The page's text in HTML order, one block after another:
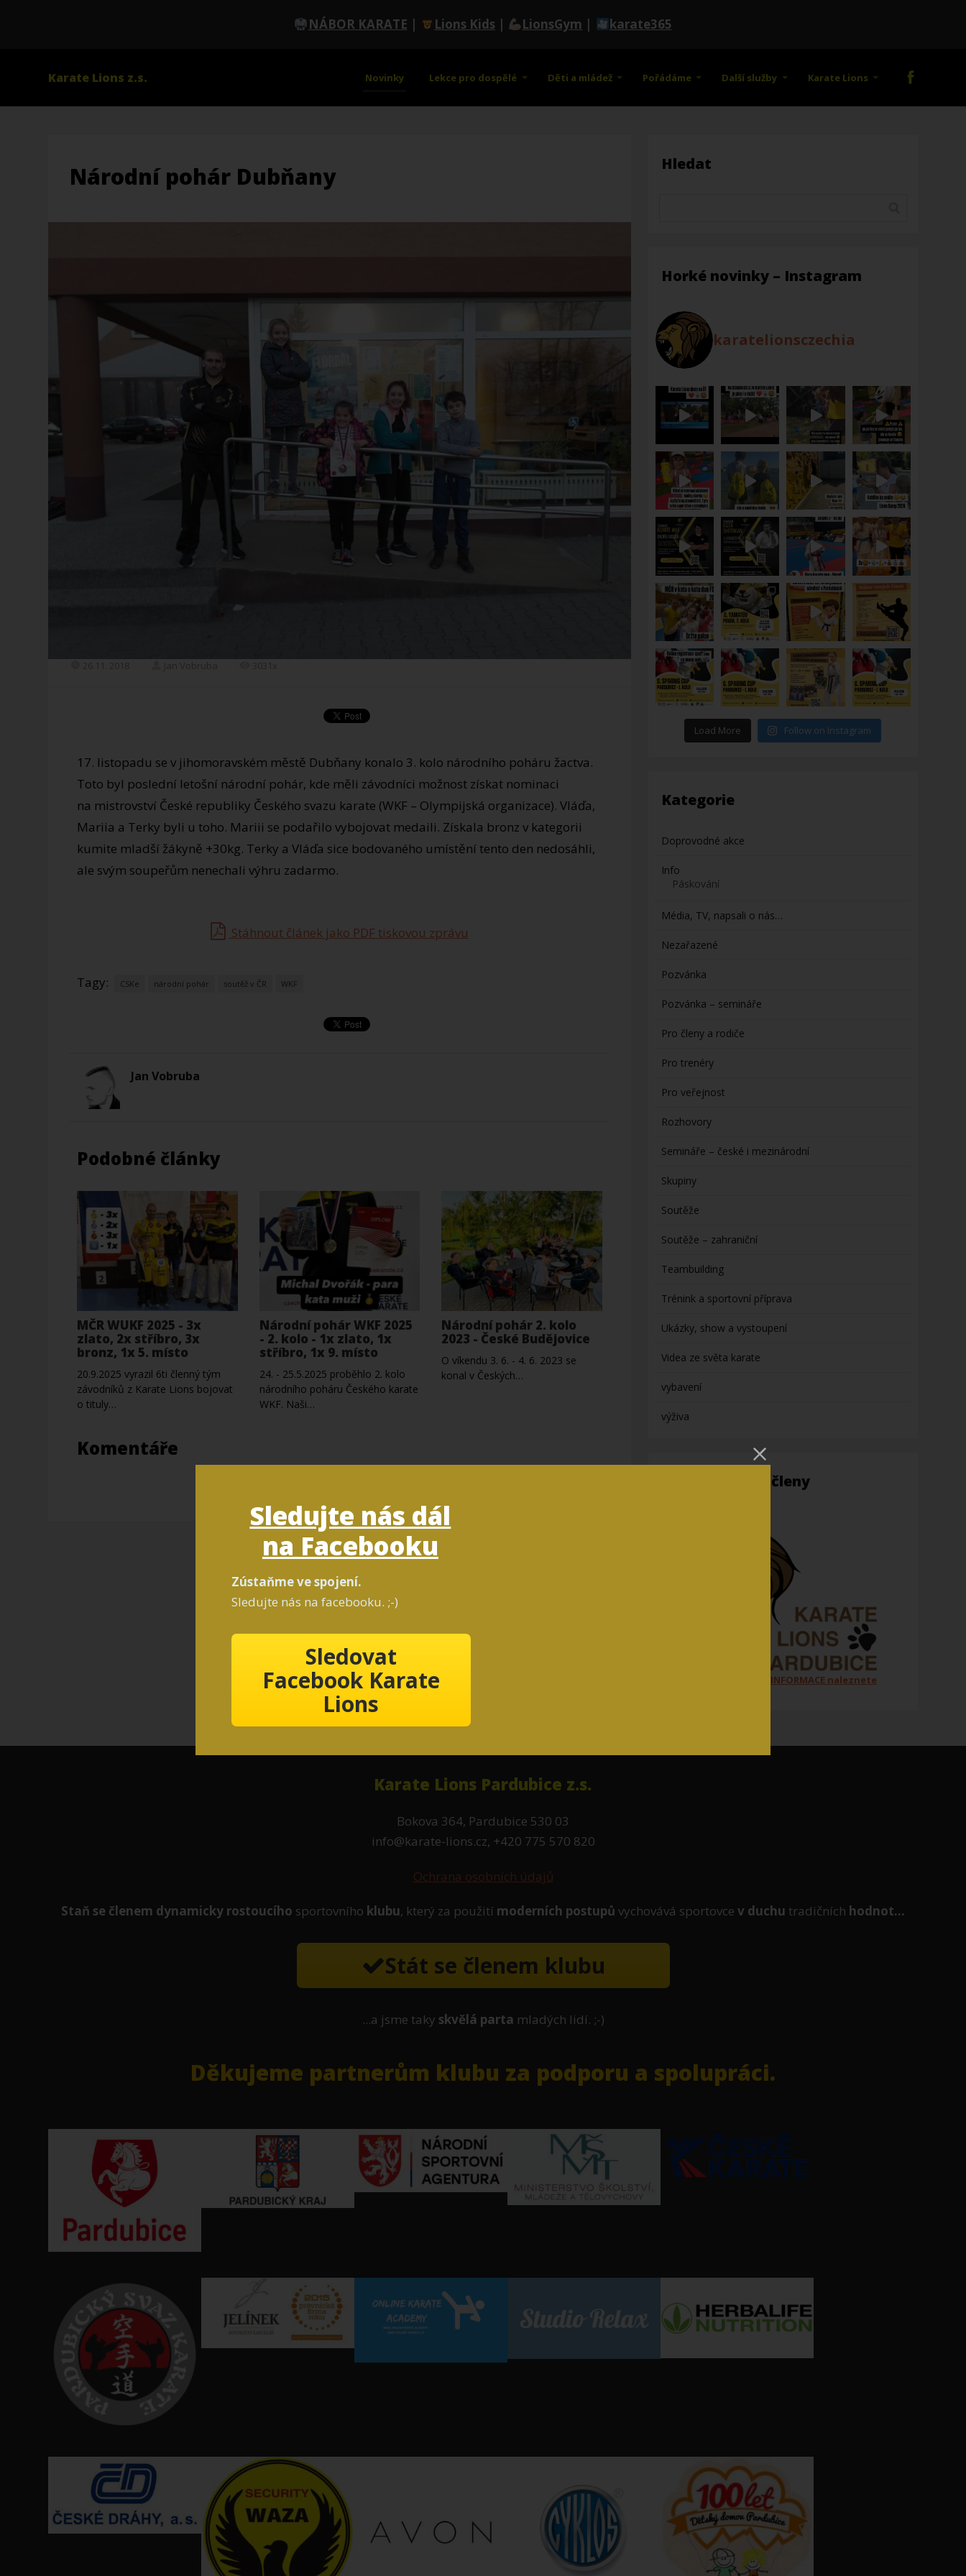
NÁBOR KARATE | Lions Kids | LionsGym | karate365
Karate Lions z.s. Novinky Lekce pro dospělé Děti a mládež Pořádáme Další služby Karate Lions
Národní pohár Dubňany
17. listopadu se v jihomoravském městě Dubňany konalo 3. kolo národního poháru žactva.
Toto byl poslední letošní národní pohár, kde měli závodníci možnost získat nominaci
na mistrovství České republiky Českého svazu karate (WKF – Olympijská organizace). Vláďa,
Mariia a Terky byli u toho. Mariii se podařilo vybojovat medaili. Získala bronz v kategorii
kumite mladší žákyně +30kg. Terky a Vláďa sice bodovaného umístění tento den nedosáhli,
ale svým soupeřům nenechali výhru zadarmo.
Stáhnout článek jako PDF tiskovou zprávu
Tagy: CSKe národní pohár soutěž v ČR WKF
Jan Vobruba
Podobné články
MČR WUKF 2025 - 3x
zlato, 2x stříbro, 3x
bronz, 1x 5. místo
20.9.2025 vyrazil 6ti členný tým
závodníků z Karate Lions bojovat
o tituly…
Národní pohár WKF 2025
- 2. kolo - 1x zlato, 1x
stříbro, 1x 9. místo
24. - 25.5.2025 proběhlo 2. kolo
národního poháru Českého karate
WKF. Naši…
Národní pohár 2. kolo
2023 - České Budějovice
O víkendu 3. 6. - 4. 6. 2023 se
konal v Českých…
Komentáře
Hledat
Horké novinky – Instagram
karatelionsczechia
Load More Follow on Instagram
Kategorie
Doprovodné akce
Info
Páskování
Média, TV, napsali o nás…
Nezařazené
Pozvánka
Pozvánka – semináře
Pro členy a rodiče
Pro trenéry
Pro veřejnost
Rozhovory
Semináře – české i mezinárodní
Skupiny
Soutěže
Soutěže – zahraniční
Teambuilding
Trénink a sportovní příprava
Ukázky, show a vystoupení
Videa ze světa karate
vybavení
výživa
Informace pro členy
Všechny ORGANIZAČNÍ INFORMACE naleznete
Karate Lions Pardubice z.s.
Bokova 364, Pardubice 530 03
info@karate-lions.cz, +420 775 570 820
Ochrana osobních údajů
Staň se členem dynamicky rostoucího sportovního klubu, který za použití moderních postupů vychovává sportovce v duchu tradičních hodnot...
Stát se členem klubu
...a jsme taky skvělá parta mladých lidí. ;-)
Děkujeme partnerům klubu za podporu a spolupráci.
Sledujte nás dál
na Facebooku
Zústaňme ve spojení.
Sledujte nás na facebooku. ;-)
Sledovat
Facebook Karate
Lions